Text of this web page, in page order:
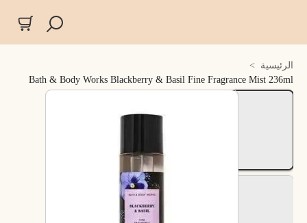
الرئيسية >
Bath & Body Works Blackberry & Basil Fine Fragrance Mist 236ml